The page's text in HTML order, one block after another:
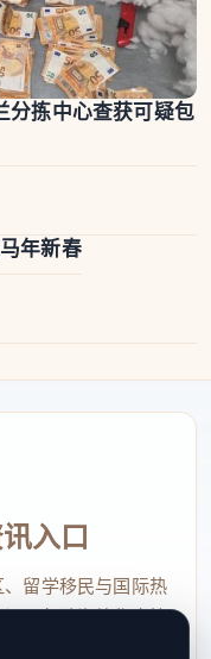
分拣中心查获可疑包
年新春
入口
留学移民与国际热
，帮助海外华人快